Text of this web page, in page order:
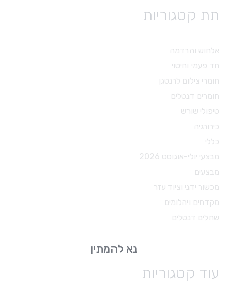
נא להמתין
תת קטגוריות
אלחוש והרדמה
חד פעמי וחיטוי
חומרי צילום לרנטגן
חומרים דנטלים
טיפולי שורש
כירורגיה
כללי
מבצעי יולי-אוגוסט 2026
מבצעים
מכשור ידני וציוד עזר
מקדחים ויהלומים
שתלים דנטלים
עוד קטגוריות